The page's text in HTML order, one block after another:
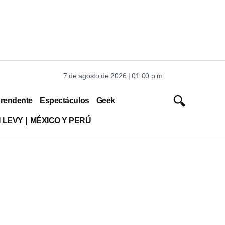
7 de agosto de 2026 | 01:00 p.m.
Espectáculos Geek
LEVY MÉXICO Y PERÚ